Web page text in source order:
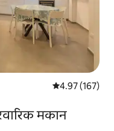
औसत रेटिंग 5 में से
4.97 (167)
मकान